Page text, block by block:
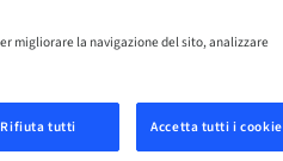
migliorare la navigazione del sito, analizzare
Rifiuta tutti Accetta tutti i cookie